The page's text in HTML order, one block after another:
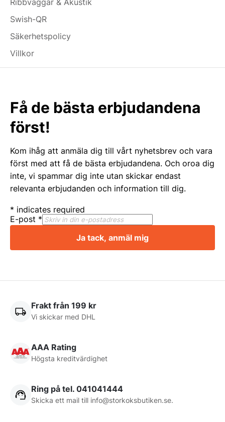
Ribbväggar & Akustik
Swish-QR
Säkerhetspolicy
Villkor
Få de bästa erbjudandena
först!
Kom ihåg att anmäla dig till vårt nyhetsbrev och vara
först med att få de bästa erbjudandena. Och oroa dig
inte, vi spammar dig inte utan skickar endast
relevanta erbjudanden och information till dig.
* indicates required
E-post *
Ja tack, anmäl mig
Frakt från 199 kr
Vi skickar med DHL
AAA Rating
Högsta kreditvärdighet
Ring på tel. 041041444
Skicka ett mail till info@storkoksbutiken.se.